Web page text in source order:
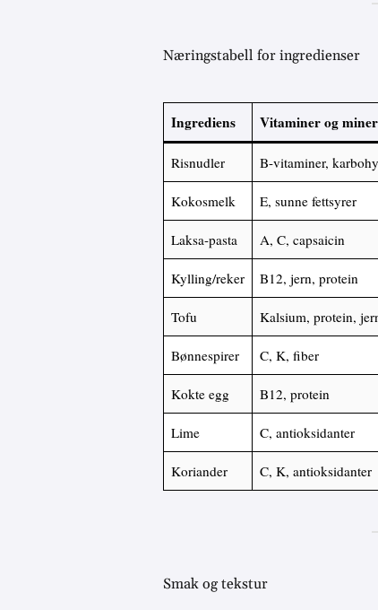
Næringstabell for ingredienser
Ingrediens Vitaminer og
Risnudler B-vitaminer,
Kokosmelk E, sunne fettsyrer
Laksa-pasta A, C, capsaicin
Kylling/reker B12, jern, protein
Tofu Kalsium, protein,
Bønnespirer C, K, fiber
Kokte egg B12, protein
Lime C, antioksidanter
Koriander C, K, antioksidanter
Smak og tekstur